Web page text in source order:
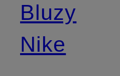
Bluzy
Nike